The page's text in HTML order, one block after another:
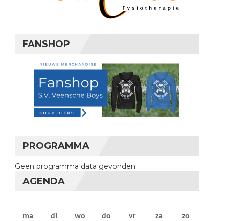
FANSHOP
PROGRAMMA
Geen programma data gevonden.
AGENDA
ma maandag
di dinsdag
wo woensdag
do donderdag
vr vrijdag
za zaterdag
zo